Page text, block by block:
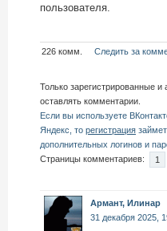
пользователя.
226 комм. Следить за
Только зарегистрированные и
оставлять комментарии.
Если вы используете
Яндекс, то регистрация
дополнительных логинов и
Страницы комментариев:
1
Армант, Илинар
31 декабря 2025,